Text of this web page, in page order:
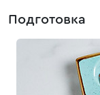
Подготовка